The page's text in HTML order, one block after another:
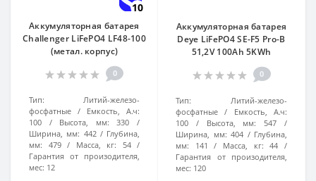
10
Аккумуляторная батарея
Challenger LiFePO4 LF48-100
(метал. корпус)
0
Тип:
Литий-железо-
фосфатные
Емкость, А.ч:
100
Высота, мм:
330
Ширина, мм: 442
Глубина,
мм:
479 Масса, кг:
54
Гарантия от произодителя,
мес: 12
Аккумуляторная батарея
Deye LiFePO4 SE-F5 Pro-B
51,2V 100Ah 5KWh
0
Тип:
Литий-железо-
фосфатные
Емкость, А.ч:
100
Высота, мм:
547
Ширина, мм: 404
Глубина,
мм:
141 Масса, кг:
44
Гарантия от произодителя,
мес: 120